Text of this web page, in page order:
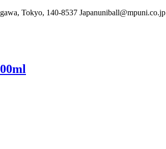
Tokyo, 140-8537 Japanuniball@mpuni.co.jp